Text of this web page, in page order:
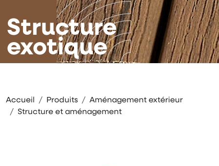
Structure
exotique
Accueil Produits
Aménagement extérieur
Structure et aménagement